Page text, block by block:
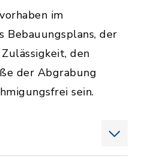
im
Bebauungsplans, der
den
der Abgrabung
sein.